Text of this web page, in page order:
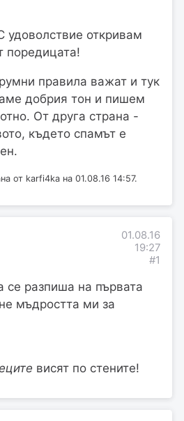
откривам
поредицата!
правила важат и тук
добрия тон и пишем
От друга страна -
където спамът е
от karfi4ka на 01.08.16 14:57.
01.08.16
19:27
#1
се разпиша на първата
мъдростта ми за
висят по стените!